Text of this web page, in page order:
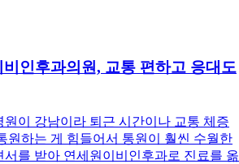
인후과의원, 교통 편하고 응대도
원이 강남이라 퇴근 시간이나 교통 체증
원하는 게 힘들어서 통원이 훨씬 수월한
서를 받아 연세원이비인후과로 진료를 옮